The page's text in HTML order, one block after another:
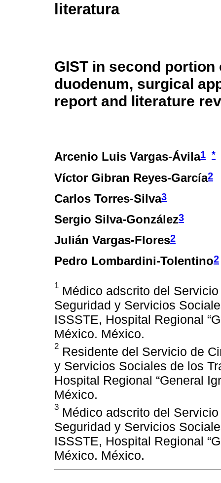
literatura
GIST in second portion
duodenum, surgical
report and literature
Arcenio Luis Vargas-Ávila1 *
Víctor Gibran Reyes-García2
Carlos Torres-Silva3
Sergio Silva-González3
Julián Vargas-Flores2
Pedro Lombardini-Tolentino2
1 Médico adscrito del
Seguridad y Servicios
ISSSTE, Hospital Regional
México. México.
2 Residente del Servicio de
y Servicios Sociales de los
Hospital Regional “General
México.
3 Médico adscrito del
Seguridad y Servicios
ISSSTE, Hospital Regional
México. México.